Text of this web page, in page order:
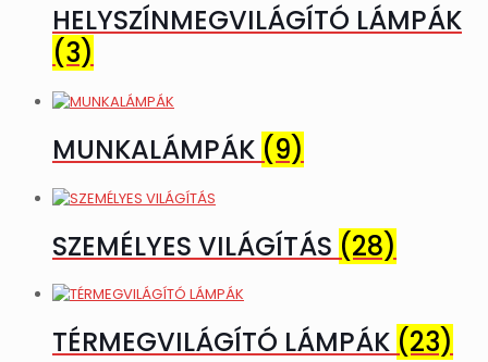
HELYSZÍNMEGVILÁGÍTÓ LÁMPÁK
(3)
MUNKALÁMPÁK (9)
SZEMÉLYES VILÁGÍTÁS (28)
TÉRMEGVILÁGÍTÓ LÁMPÁK (23)